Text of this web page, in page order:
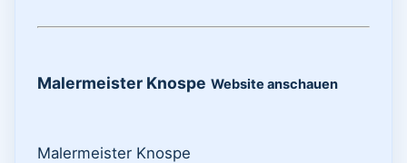
Malermeister Knospe Website anschauen
Malermeister Knospe